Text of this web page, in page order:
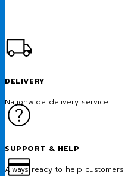
DELIVERY
Nationwide delivery service
SUPPORT & HELP
Always ready to help customers